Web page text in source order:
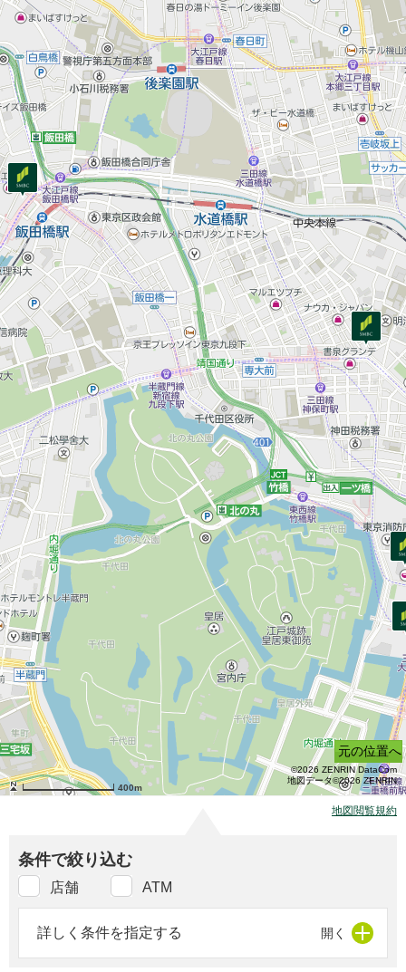
元の位置へ
400m
©2026 ZENRIN DataCom
地図データ©2026 ZENRIN
地図閲覧規約
条件で絞り込む
店舗 ATM
詳しく条件を指定する